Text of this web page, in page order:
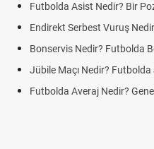
Futbolda Asist Nedir? Bir
Endirekt Serbest Vuruş
Bonservis Nedir? Futbolda
Jübile Maçı Nedir?
Futbolda Averaj Nedir?